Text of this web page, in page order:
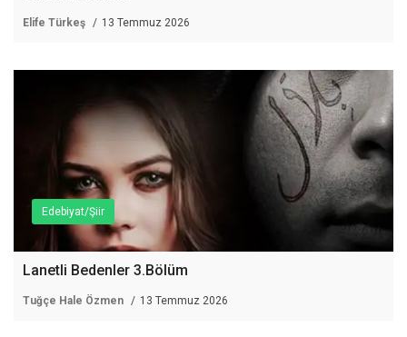
Elife Türkeş 13 Temmuz 2026
Edebiyat/Şiir
Lanetli Bedenler 3.Bölüm
Tuğçe Hale Özmen 13 Temmuz 2026